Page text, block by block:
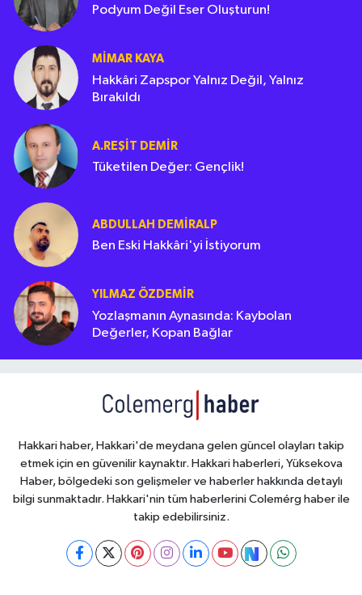
Podyum Değil Eser Oluşturun!
MIMAR KAYA
Hakkâri Zapspor Yalnız Değil, Yalnız
Bırakıldı
A.REŞIT DEMIR
Tüketilen Değer: Gençlik!
ABDULLAH DEMIRALP
Ben Eski Hakkâri'yi İstiyorum
YILMAZ ÖZDEMIR
Yozlaşmanın Aynasında: Kaybolan
Değerler, Kopan Bağlar
Hakkari haber, Hakkari'de meydana gelen güncel olayları takip
etmek için en güvenilir kaynaktır. Hakkari haberleri, Yüksekova
Haber, bölgedeki son gelişmeler ve haberler hakkında detaylı
bilgi sunmaktadır. Hakkari'nin tüm haberlerini Colemérg haber ile
takip edebilirsiniz.